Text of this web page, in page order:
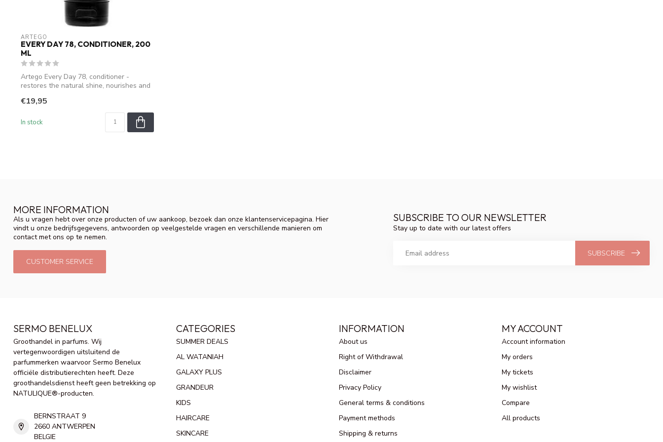
ARTEGO
EVERY DAY 78, CONDITIONER, 200
ML
Artego Every Day 78, conditioner -
restores the natural shine, nourishes and
€19,95
In stock
MORE INFORMATION
Als u vragen hebt over onze producten of uw aankoop, bezoek dan onze klantenservicepagina. Hier
vindt u onze bedrijfsgegevens, antwoorden op veelgestelde vragen en verschillende manieren om
contact met ons op te nemen.
CUSTOMER SERVICE
SUBSCRIBE TO OUR NEWSLETTER
Stay up to date with our latest offers
SUBSCRIBE
SERMO BENELUX
Groothandel in parfums. Wij
vertegenwoordigen uitsluitend de
parfummerken waarvoor Sermo Benelux
officiële distributierechten heeft. Deze
groothandelsdienst heeft geen betrekking op
NATULIQUE®-producten.
BERNSTRAAT 9
2660 ANTWERPEN
BELGIE
CATEGORIES
SUMMER DEALS
AL WATANIAH
GALAXY PLUS
GRANDEUR
KIDS
HAIRCARE
SKINCARE
INFORMATION
About us
Right of Withdrawal
Disclaimer
Privacy Policy
General terms & conditions
Payment methods
Shipping & returns
MY ACCOUNT
Account information
My orders
My tickets
My wishlist
Compare
All products